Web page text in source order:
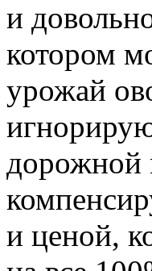
и
котором
урожай
дорожной
и ценой,